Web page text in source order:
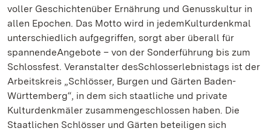
voller Geschichtenüber Ernährung und Genusskultur in
allen Epochen. Das Motto wird in jedemKulturdenkmal
unterschiedlich aufgegriffen, sorgt aber überall für
spannendeAngebote – von der Sonderführung bis zum
Schlossfest. Veranstalter desSchlosserlebnistags ist der
Arbeitskreis „Schlösser, Burgen und Gärten Baden-
Württemberg“, in dem sich staatliche und private
Kulturdenkmäler zusammengeschlossen haben. Die
Staatlichen Schlösser und Gärten beteiligen sich